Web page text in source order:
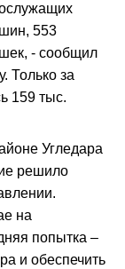
553
- сообщил
Только за
159 тыс.
Угледара
решило
на
попытка –
и обеспечить